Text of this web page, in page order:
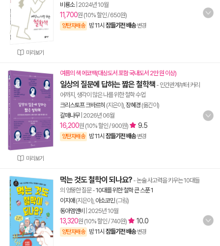
미리보기
비룡소| 2024년 10월
11,700원 (10% 할인 / 650원)
양탄자배송 밤 11시 잠들기전 배송 변경
미리보기
여름의 색 에코백(대상도서 포함 국내도서 2만 원 이상)
일상의 질문에 답하는 짧은 철학책 - 인간관계부터 커리
어까지, 생각이 많은 나를 위한 철학 수업
크리스토프 크바르히 (지은이), 장혜경 (옮긴이)
갈매나무| 2026년 06월
16,200원 (10% 할인 / 900원) 9.5
양탄자배송 밤 11시 잠들기전 배송 변경
먹는 것도 철학이 되나요? - 논술 사고력을 키우는 10대들
의 엉뚱한 질문-10대를 위한 철학 큰 스푼 1
이지애 (지은이), 아소코민(그림)
동아엠앤비
2025년 10월
13,320원 (10% 할인 / 740원) 10.0
양탄자배송 밤 11시 잠들기전 배송 변경